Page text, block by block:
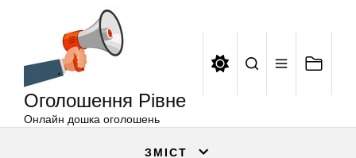
Оголошення Рівне
Онлайн дошка оголошень
ЗМІСТ